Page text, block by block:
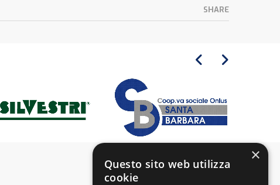
SHARE
×
Questo sito web utilizza
cookie